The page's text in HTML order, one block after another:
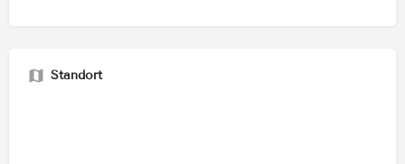
Standort